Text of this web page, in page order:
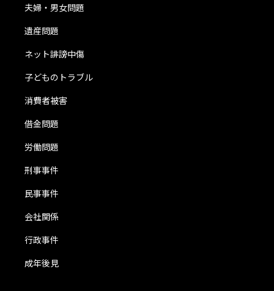
夫婦・男女問題
遺産問題
ネット誹謗中傷
子どものトラブル
消費者被害
借金問題
労働問題
刑事事件
民事事件
会社関係
行政事件
成年後見